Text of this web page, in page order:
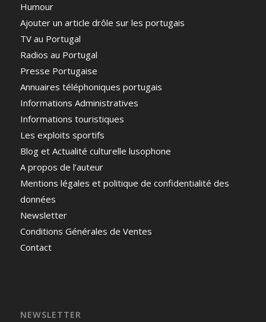
Humour
Ajouter un article drôle sur les portugais
TV au Portugal
Radios au Portugal
Presse Portugaise
Annuaires téléphoniques portugais
Informations Administratives
Informations touristiques
Les exploits sportifs
Blog et Actualité culturelle lusophone
A propos de l’auteur
Mentions légales et politique de confidentialité des
données
Newsletter
Conditions Générales de Ventes
Contact
NEWSLETTER